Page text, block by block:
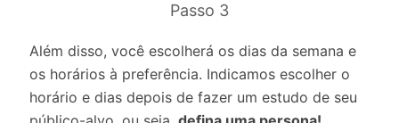
Passo 3
Além disso, você escolherá os dias da semana e
os horários à preferência. Indicamos escolher o
horário e dias depois de fazer um estudo de seu